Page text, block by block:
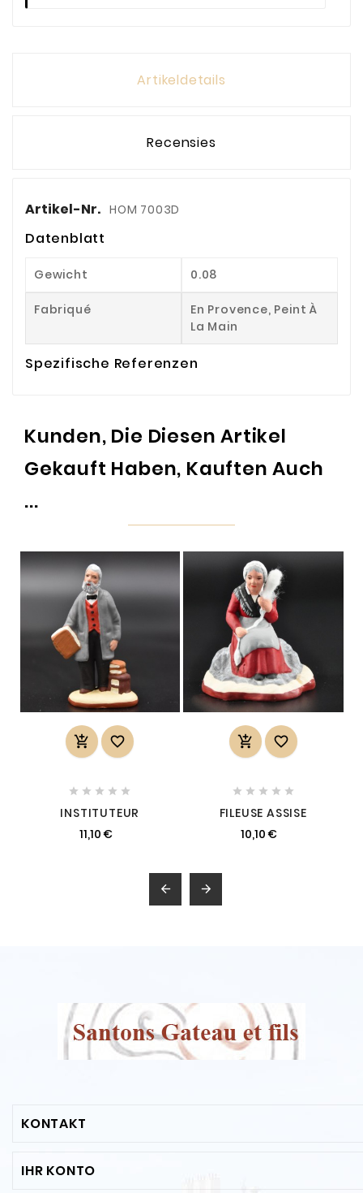
Artikeldetails
Recensies
Artikel-Nr. HOM 7003D
Datenblatt
Gewicht 0.08
Fabriqué
En Provence, Peint À
La Main
Spezifische Referenzen
Kunden, Die Diesen Artikel
Gekauft Haben, Kauften Auch
...
 
    
INSTITUTEUR
11,10 €
 
    
FILEUSE ASSISE
10,10 €
 
KONTAKT
IHR KONTO